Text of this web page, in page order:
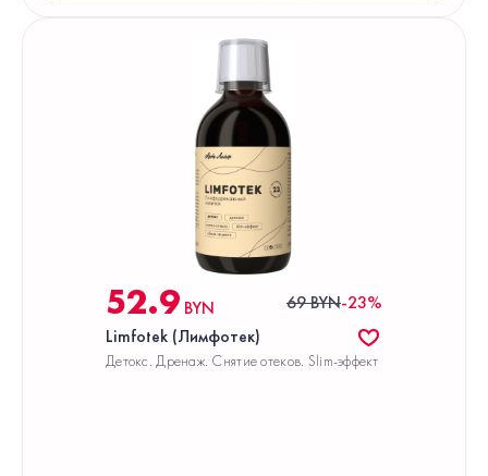
52.9 BYN 69 BYN-23%
Limfotek (Лимфотек)
Детокс. Дренаж. Снятие отеков. Slim-эффект